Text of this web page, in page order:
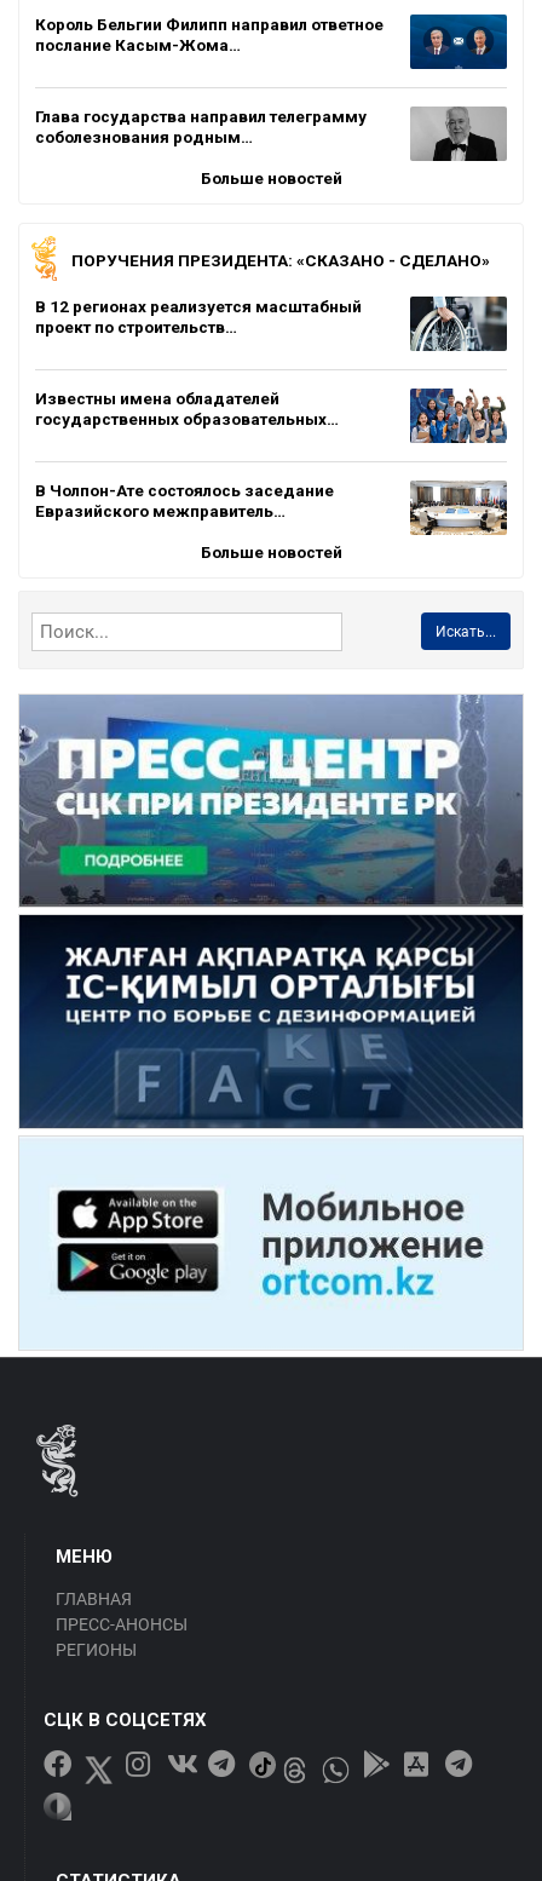
Король Бельгии Филипп направил ответное
послание Касым-Жома…
Глава государства направил телеграмму
соболезнования родным…
Больше новостей
ПОРУЧЕНИЯ ПРЕЗИДЕНТА: «СКАЗАНО - СДЕЛАНО»
В 12 регионах реализуется масштабный
проект по строительств…
Известны имена обладателей
государственных образовательных…
В Чолпон-Ате состоялось заседание
Евразийского межправитель…
Больше новостей
Искать...
МЕНЮ
ГЛАВНАЯ
ПРЕСС-АНОНСЫ
РЕГИОНЫ
СЦК В СОЦСЕТЯХ